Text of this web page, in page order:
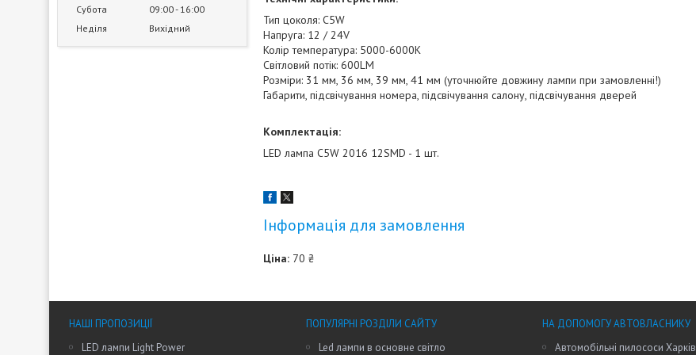
Субота 09:00 16:00
Неділя
Вихідний
Тип цоколя: C5W
Напруга: 12 / 24V
Колір температура: 5000-6000К
Світловий потік: 600LM
Розміри: 31 мм, 36 мм, 39 мм, 41 мм (уточнюйте довжину лампи при замовленні!)
Габарити, підсвічування номера, підсвічування салону, підсвічування дверей
Комплектація:
LED лампа C5W 2016 12SMD - 1 шт.
Інформація для замовлення
Ціна: 70 ₴
НАШІ ПРОПОЗИЦІЇ
LED лампи Light Power
ПОПУЛЯРНІ РОЗДІЛИ САЙТУ
Led лампи в основне світло
НА ДОПОМОГУ АВТОВЛАСНИКУ
Автомобільні пилососи Харків